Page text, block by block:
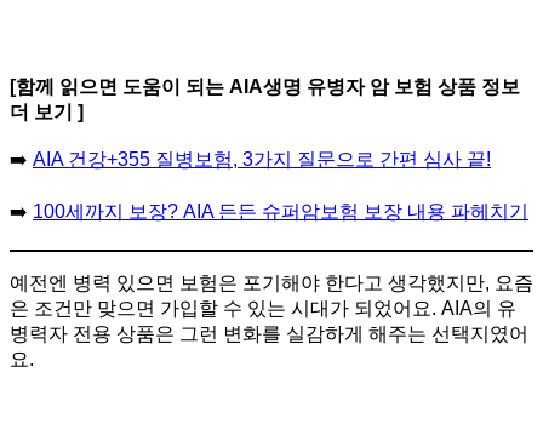
[함께 읽으면 도움이 되는 AIA생명 유병자 암 보험 상품 정보
더 보기 ]
➡️ AIA 건강+355 질병보험, 3가지 질문으로 간편 심사 끝!
➡️ 100세까지 보장? AIA 든든 슈퍼암보험 보장 내용 파헤치기
예전엔 병력 있으면 보험은 포기해야 한다고 생각했지만, 요즘
은 조건만 맞으면 가입할 수 있는 시대가 되었어요. AIA의 유
병력자 전용 상품은 그런 변화를 실감하게 해주는 선택지였어
요.